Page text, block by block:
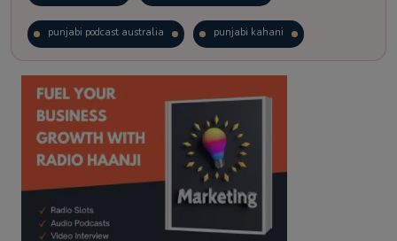
punjabi podcast australia punjabi kahani
kitaab kahani punjabi story